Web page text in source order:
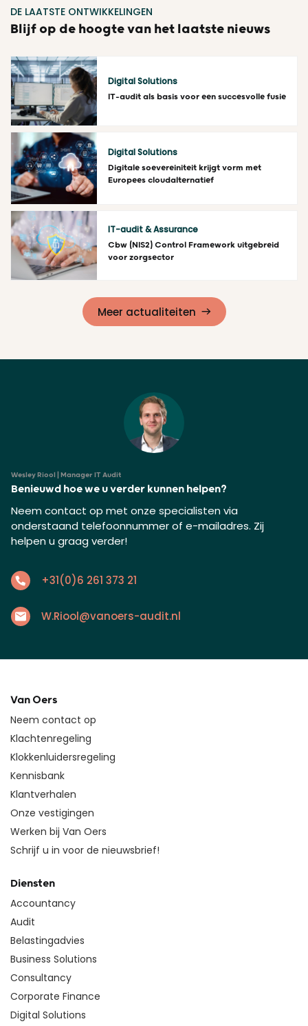
DE LAATSTE ONTWIKKELINGEN
Blijf op de hoogte van het laatste nieuws
Lees meer
Digital Solutions
IT-audit als basis voor een succesvolle fusie
Lees meer
Digital Solutions
Digitale soevereiniteit krijgt vorm met
Europees cloudalternatief
IT-audit & Assurance
Cbw (NIS2) Control Framework uitgebreid
voor zorgsector
Meer actualiteiten
Wesley Riool | Manager IT Audit
Benieuwd hoe we u verder kunnen helpen?
Neem contact op met onze specialisten via
onderstaand telefoonnummer of e-mailadres. Zij
helpen u graag verder!
+31(0)6 261 373 21
W.Riool@vanoers-audit.nl
Van Oers
Neem contact op
Klachtenregeling
Klokkenluidersregeling
Kennisbank
Klantverhalen
Onze vestigingen
Werken bij Van Oers
Schrijf u in voor de nieuwsbrief!
Diensten
Accountancy
Audit
Belastingadvies
Business Solutions
Consultancy
Corporate Finance
Digital Solutions